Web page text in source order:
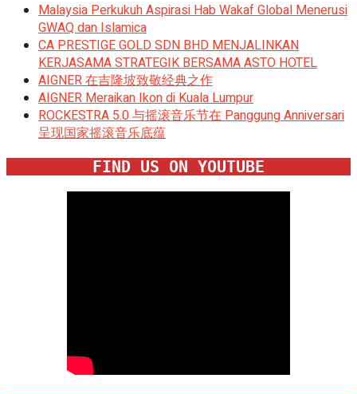
Malaysia Perkukuh Aspirasi Hab Wakaf Global Menerusi
GWAQ dan Islamica
CA PRESTIGE GOLD SDN BHD MENJALINKAN
KERJASAMA STRATEGIK BERSAMA ASTO HOTEL
AIGNER 在吉隆坡致敬经典之作
AIGNER Meraikan Ikon di Kuala Lumpur
ROCKESTRA 5.0 与摇滚音乐节在 Panggung Anniversari
呈现国家摇滚音乐底蕴
FIND US ON YOUTUBE